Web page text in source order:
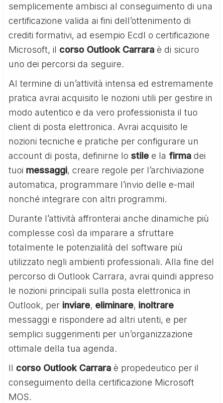
semplicemente ambisci al conseguimento di una
certificazione valida ai fini dell’ottenimento di
crediti formativi, ad esempio Ecdl o certificazione
Microsoft, il corso Outlook Carrara è di sicuro
uno dei percorsi da seguire.
Al termine di un’attività intensa ed estremamente
pratica avrai acquisito le nozioni utili per gestire in
modo autentico e da vero professionista il tuo
client di posta elettronica. Avrai acquisito le
nozioni tecniche e pratiche per configurare un
account di posta, definirne lostile e la firma dei
tuoi messaggi, creare regole per l’archiviazione
automatica, programmare l’invio delle e-mail
nonché integrare con altri programmi.
Durante l’attività affronterai anche dinamiche più
complesse così da imparare a sfruttare
totalmente le potenzialità del software più
utilizzato negli ambienti professionali. Alla fine del
percorso di Outlook Carrara, avrai quindi appreso
le nozioni principali sulla posta elettronica in
Outlook, per inviare, eliminare, inoltrare
messaggi e rispondere ad altri utenti, e per
semplici suggerimenti per un’organizzazione
ottimale della tua agenda.
Il corso Outlook Carrara è propedeutico per il
conseguimento della certificazione Microsoft
MOS.